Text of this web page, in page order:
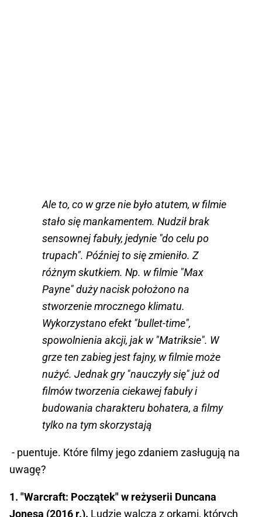
Ale to, co w grze nie było atutem, w filmie
stało się mankamentem. Nudził brak
sensownej fabuły, jedynie "do celu po
trupach". Później to się zmieniło. Z
różnym skutkiem. Np. w filmie "Max
Payne" duży nacisk położono na
stworzenie mrocznego klimatu.
Wykorzystano efekt "bullet-time",
spowolnienia akcji, jak w "Matriksie". W
grze ten zabieg jest fajny, w filmie może
nużyć. Jednak gry "nauczyły się" już od
filmów tworzenia ciekawej fabuły i
budowania charakteru bohatera, a filmy
tylko na tym skorzystają
- puentuje. Które filmy jego zdaniem zasługują na
uwagę?
1. "Warcraft: Początek" w reżyserii Duncana
Jonesa (2016 r.). Ludzie walczą z orkami, których